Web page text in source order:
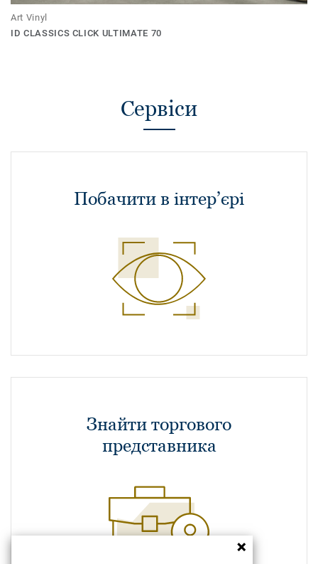
Art Vinyl
ID CLASSICS CLICK ULTIMATE 70
Сервіси
Побачити в інтер’єрі
Знайти торгового
представника